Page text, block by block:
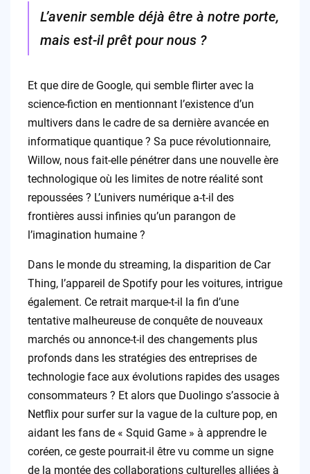
L’avenir semble déjà être à notre porte,
mais est-il prêt pour nous ?
Et que dire de Google, qui semble flirter avec la
science-fiction en mentionnant l’existence d’un
multivers dans le cadre de sa dernière avancée en
informatique quantique ? Sa puce révolutionnaire,
Willow, nous fait-elle pénétrer dans une nouvelle ère
technologique où les limites de notre réalité sont
repoussées ? L’univers numérique a-t-il des
frontières aussi infinies qu’un parangon de
l’imagination humaine ?
Dans le monde du streaming, la disparition de Car
Thing, l’appareil de Spotify pour les voitures, intrigue
également. Ce retrait marque-t-il la fin d’une
tentative malheureuse de conquête de nouveaux
marchés ou annonce-t-il des changements plus
profonds dans les stratégies des entreprises de
technologie face aux évolutions rapides des usages
consommateurs ? Et alors que Duolingo s’associe à
Netflix pour surfer sur la vague de la culture pop, en
aidant les fans de « Squid Game » à apprendre le
coréen, ce geste pourrait-il être vu comme un signe
de la montée des collaborations culturelles alliées à